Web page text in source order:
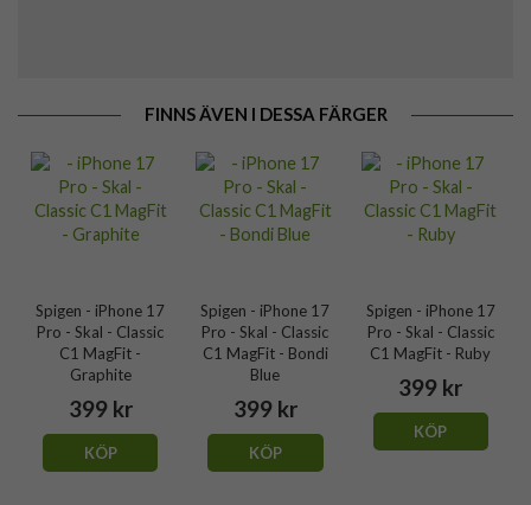
FINNS ÄVEN I DESSA FÄRGER
Spigen - iPhone 17
Pro - Skal - Classic
C1 MagFit -
Graphite
399 kr
KÖP
Spigen - iPhone 17
Pro - Skal - Classic
C1 MagFit - Bondi
Blue
399 kr
KÖP
Spigen - iPhone 17
Pro - Skal - Classic
C1 MagFit - Ruby
399 kr
KÖP